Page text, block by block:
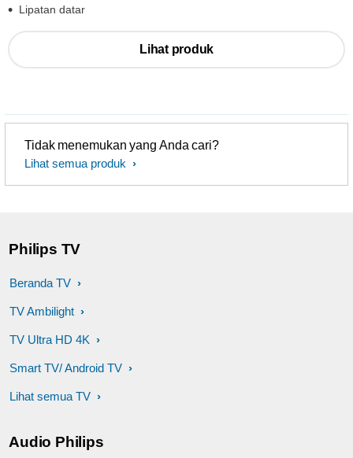
Lipatan datar
Lihat produk
Tidak menemukan yang Anda cari?
Lihat semua produk
Philips TV
Beranda TV
TV Ambilight
TV Ultra HD 4K
Smart TV/ Android TV
Lihat semua TV
Audio Philips